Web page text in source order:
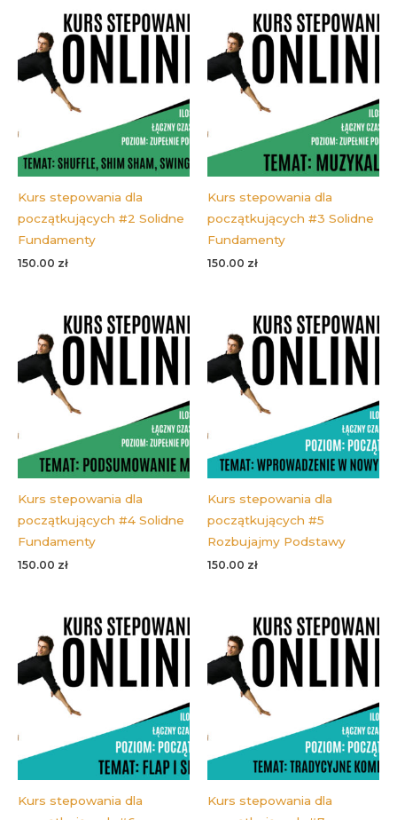
Kurs stepowania dla
początkujących #2 Solidne
Fundamenty
150.00 zł
Kurs stepowania dla
początkujących #3 Solidne
Fundamenty
150.00 zł
Kurs stepowania dla
początkujących #4 Solidne
Fundamenty
150.00 zł
Kurs stepowania dla
początkujących #5
Rozbujajmy Podstawy
150.00 zł
Kurs stepowania dla
Kurs stepowania dla